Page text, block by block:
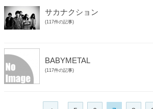
サカナクション
(117件の記事)
BABYMETAL
(117件の記事)